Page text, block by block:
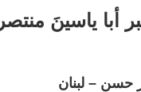
أبا ياسينَ منتصراً
حسن – لبنان